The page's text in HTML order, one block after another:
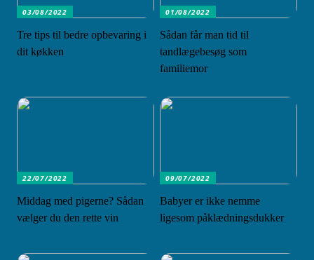
03/08/2022
Tre tips til bedre opbevaring i
dit køkken
01/08/2022
Sådan får man tid til
tandlægebesøg som
familiemor
22/07/2022
Middag med pigerne? Sådan
vælger du den rette vin
09/07/2022
Babyer er ikke nemme
ligesom påklædningsdukker